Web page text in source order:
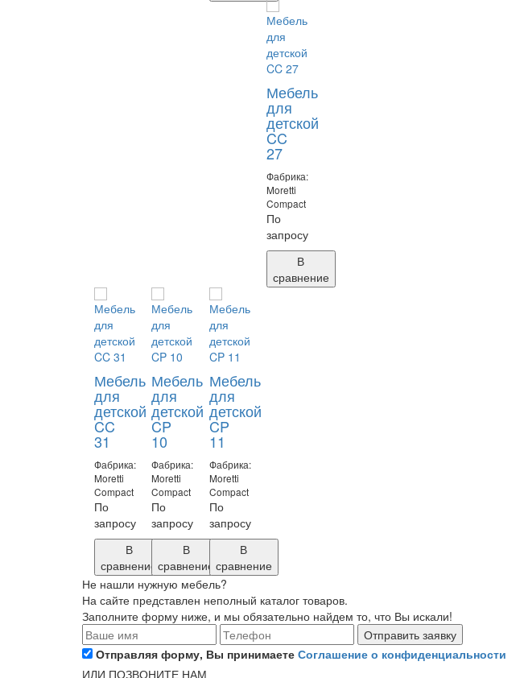
Мебель
для
детской
CC
27
Фабрика:
Moretti
Compact
По
запросу
В
сравнение
Мебель
для
детской
CC
31
Фабрика:
Moretti
Compact
По
запросу
В
сравнение
Мебель
для
детской
CP
10
Фабрика:
Moretti
Compact
По
запросу
В
сравнение
Мебель
для
детской
CP
11
Фабрика:
Moretti
Compact
По
запросу
В
сравнение
Не нашли нужную мебель?
На сайте представлен неполный каталог товаров.
Заполните форму ниже, и мы обязательно найдем то, что Вы искали!
Отправляя форму, Вы принимаете Соглашение о конфиденциальности
ИЛИ ПОЗВОНИТЕ НАМ